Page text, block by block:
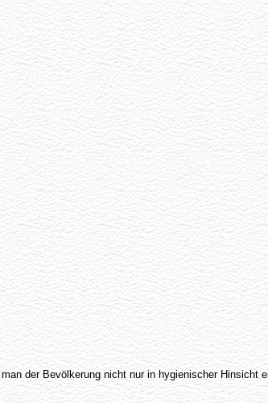
der Bevölkerung nicht nur in hygienischer Hinsicht